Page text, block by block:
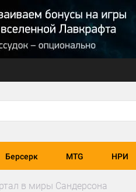
Берсерк MTG НРИ
в миры Сандерсона